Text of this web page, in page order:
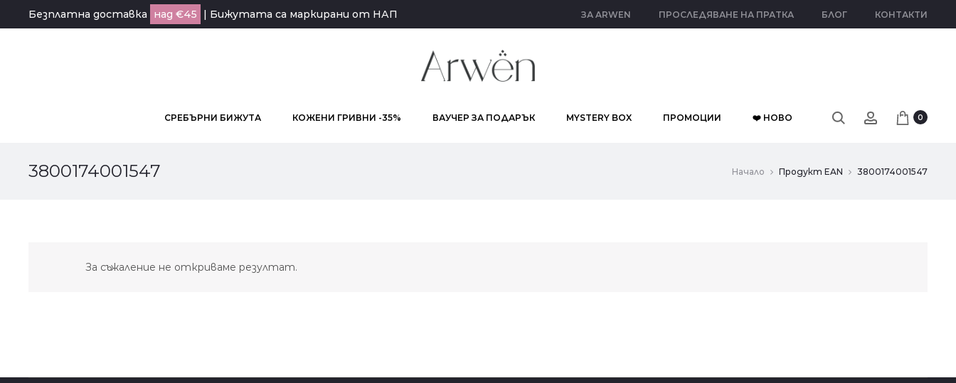
Безплатна доставка над €45 | Бижутата са маркирани от НАП ЗА ARWEN ПРОСЛЕДЯВАНЕ НА ПРАТКА БЛОГ КОНТАКТИ
СРЕБЪРНИ БИЖУТА КОЖЕНИ ГРИВНИ -35% ВАУЧЕР ЗА ПОДАРЪК MYSTERY BOX ПРОМОЦИИ ❤️ НОВО 0
3800174001547 Начало Продукт EAN 3800174001547
За съжаление не откриваме резултат.